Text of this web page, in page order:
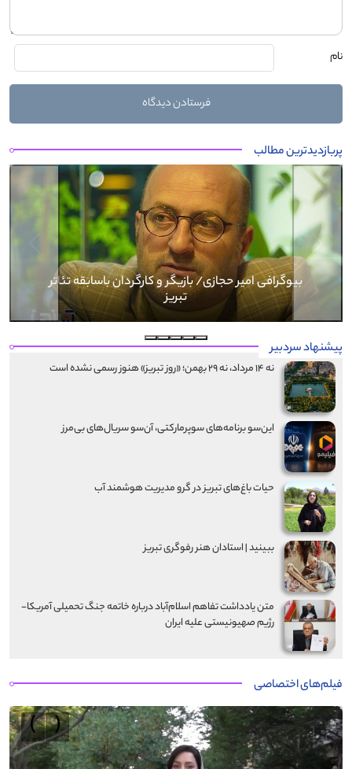
نام
پربازدیدترین مطالب
بیوگرافی کرار نماری
Previous
پیشنهاد سردبیر
نه ۱۴ مرداد، نه ۲۹ بهمن؛ «روز تبریز» هنوز رسمی نشده است
این‌سو برنامه‌های سوپرمارکتی، آن‌سو سریال‌های بی‌مرز
حیات باغ‌های تبریز در گرو مدیریت هوشمند آب
ببینید | استادان هنر رفوگری تبریز
متن یادداشت تفاهم اسلام‌آباد درباره خاتمه جنگ تحمیلی آمریکا-
رژیم صهیونیستی علیه ایران
فیلم‌های اختصاصی
‹
›